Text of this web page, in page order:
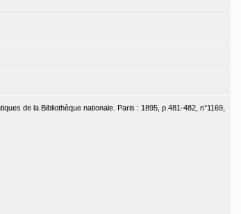
de la Bibliothèque nationale. Paris : 1895, p.481-482, n°1169,